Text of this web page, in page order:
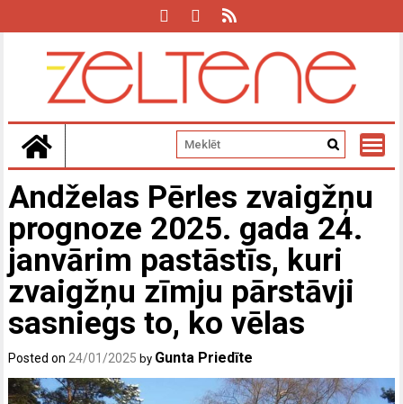
Andželas Pērles zvaigžņu
prognoze 2025. gada 24.
janvārim pastāstīs, kuri
zvaigžņu zīmju pārstāvji
sasniegs to, ko vēlas
Posted on 24/01/2025 by Gunta Priedīte